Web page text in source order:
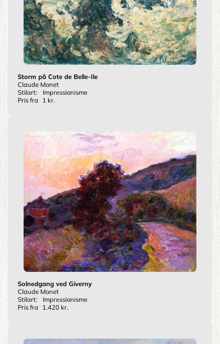
Storm på Cote de Belle-Ile
Claude Monet
Stilart:
Impressionisme
Pris fra
1 kr.
Solnedgang ved Giverny
Claude Monet
Stilart:
Impressionisme
Pris fra
1.420 kr.